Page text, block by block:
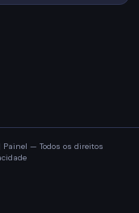
Painel — Todos os direitos